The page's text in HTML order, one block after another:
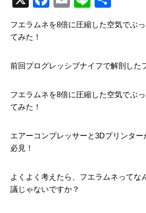
有
フエラムネを8倍に圧縮した空気でぶ
てみた！
前回プログレッシブナイフで解剖した
フエラムネを8倍に圧縮した空気でぶ
てみた！
エアーコンプレッサーと3Dプリンタ
必見！
よくよく考えたら、フエラムネってな
議じゃないですか？